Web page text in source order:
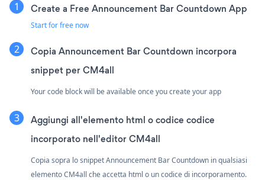
Create a Free Announcement Bar Countdown App
Start for free now
Copia Announcement Bar Countdown incorpora
snippet per CM4all
Your code block will be available once you create your app
Aggiungi all'elemento html o codice codice
incorporato nell'editor CM4all
Copia sopra lo snippet Announcement Bar Countdown in qualsiasi
elemento CM4all che accetta html o un codice di incorporamento.